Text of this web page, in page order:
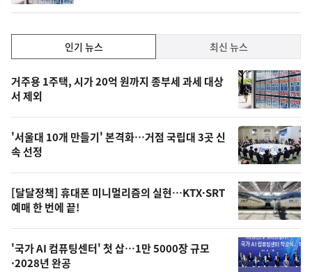
하
락
기,
최
신,
오
늘
의
영
상
오
인기 뉴스 최신 뉴스
인
기
뉴
스
거주용 1주택, 시가 20억 원까지 종부세 과세 대상
서 제외
'서울대 10개 만들기' 본격화…거점 국립대 3곳 신
속 선정
[달달정책] 휴대폰 미니멀리즘의 실현…KTX·SRT
예매 한 번에 끝!
'국가 AI 컴퓨팅센터' 첫 삽…1만 5000장 규모
·2028년 완공